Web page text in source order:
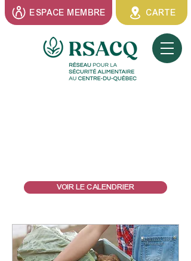
ESPACE MEMBRE CARTE
VOIR LE CALENDRIER